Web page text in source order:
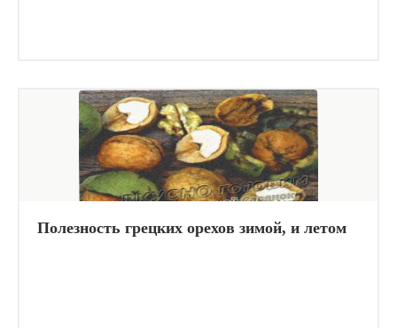
Полезность грецких орехов зимой, и летом